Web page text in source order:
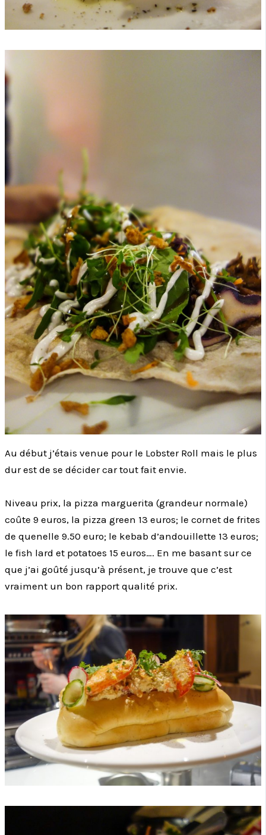
Au début j’étais venue pour le Lobster Roll mais le plus
dur est de se décider car tout fait envie.
Niveau prix, la pizza marguerita (grandeur normale)
coûte 9 euros, la pizza green 13 euros; le cornet de frites
de quenelle 9.50 euro; le kebab d’andouillette 13 euros;
le fish lard et potatoes 15 euros…. En me basant sur ce
que j’ai goûté jusqu’à présent, je trouve que c’est
vraiment un bon rapport qualité prix.